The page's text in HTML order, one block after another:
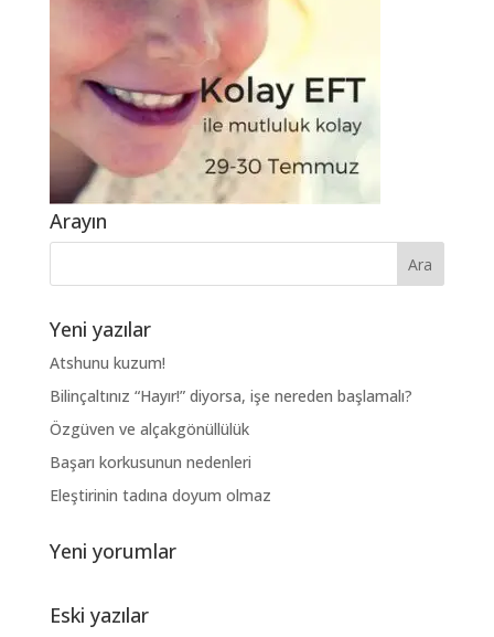
Arayın
Yeni yazılar
Atshunu kuzum!
Bilinçaltınız “Hayır!” diyorsa, işe nereden başlamalı?
Özgüven ve alçakgönüllülük
Başarı korkusunun nedenleri
Eleştirinin tadına doyum olmaz
Yeni yorumlar
Eski yazılar